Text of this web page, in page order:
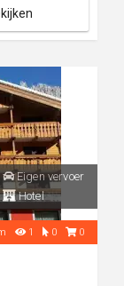
Eigen vervoer
Hotel
1 0 0